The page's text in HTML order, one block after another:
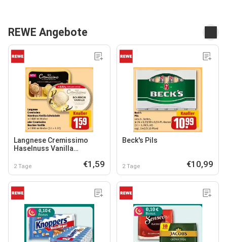
REWE Angebote
Langnese Cremissimo
Haselnuss Vanilla
Cremissimo Bourbon
2 Tage €1,59
Beck's Pils
2 Tage €10,99